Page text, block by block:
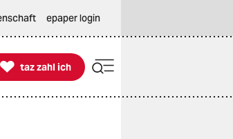
epaper login

taz zahl ich
taz zahl ich